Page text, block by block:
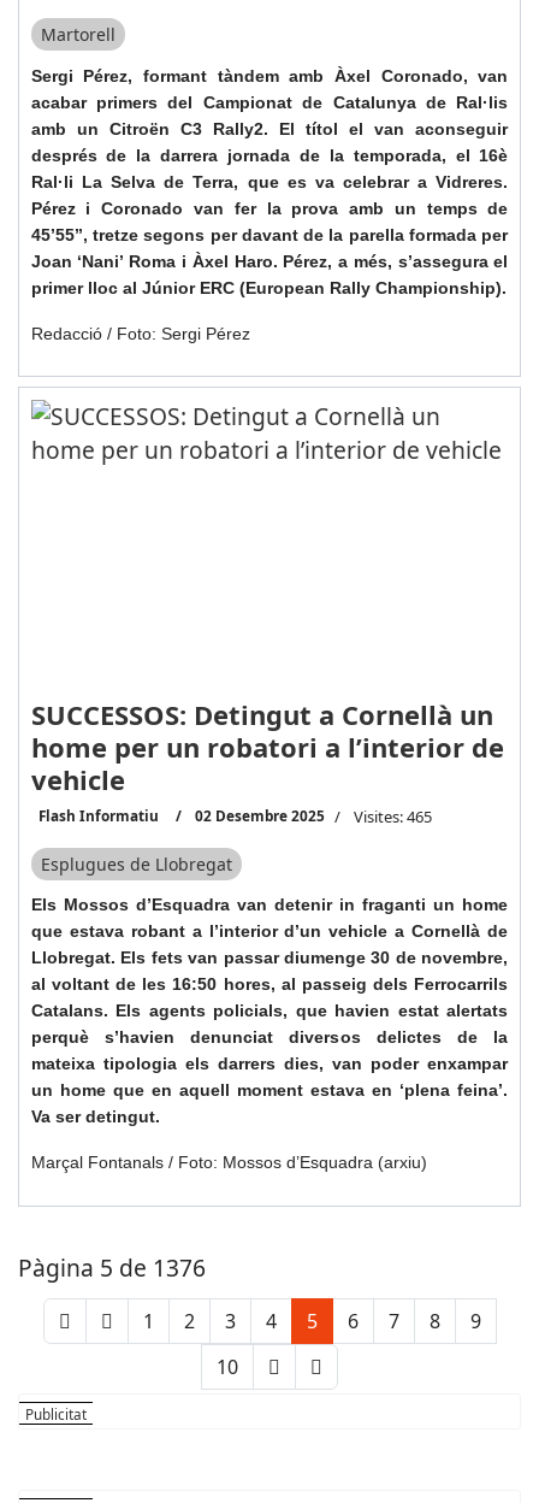
Martorell
Sergi Pérez, formant tàndem amb Àxel Coronado, van
acabar primers del Campionat de Catalunya de Ral·lis
amb un Citroën C3 Rally2. El títol el van aconseguir
després de la darrera jornada de la temporada, el 16è
Ral·li La Selva de Terra, que es va celebrar a Vidreres.
Pérez i Coronado van fer la prova amb un temps de
45’55’’, tretze segons per davant de la parella formada per
Joan ‘Nani’ Roma i Àxel Haro. Pérez, a més, s’assegura el
primer lloc al Júnior ERC (European Rally Championship).
Redacció / Foto: Sergi Pérez
SUCCESSOS: Detingut a Cornellà un
home per un robatori a l’interior de
vehicle
Flash Informatiu 02 Desembre 2025 Visites: 465
Esplugues de Llobregat
Els Mossos d’Esquadra van detenir in fraganti un home
que estava robant a l’interior d’un vehicle a Cornellà de
Llobregat. Els fets van passar diumenge 30 de novembre,
al voltant de les 16:50 hores, al passeig dels Ferrocarrils
Catalans. Els agents policials, que havien estat alertats
perquè s’havien denunciat diversos delictes de la
mateixa tipologia els darrers dies, van poder enxampar
un home que en aquell moment estava en ‘plena feina’.
Va ser detingut.
Marçal Fontanals / Foto: Mossos d’Esquadra (arxiu)
Pàgina 5 de 1376
1 2 3 4 5 6 7 8
9
10